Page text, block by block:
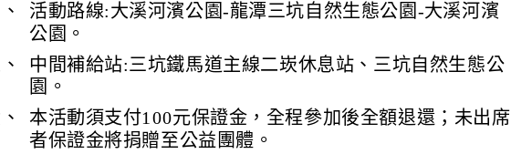
活動路線:大溪河濱公園-龍潭三坑自然生態公園-大溪河濱
公園。
中間補給站:三坑鐵馬道主線二崁休息站、三坑自然生態公
園。
本活動須支付100元保證金，全程參加後全額退還；未出席
者保證金將捐贈至公益團體。